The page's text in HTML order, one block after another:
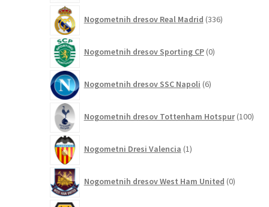
Nogometnih dresov Real Madrid 336izdelkov
Nogometnih dresov Sporting CP 0izdelkov
Nogometnih dresov SSC Napoli 6izdelkov
Nogometnih dresov Tottenham Hotspur 100
Nogometni Dresi Valencia 1izdelek
Nogometnih dresov West Ham United 0izdelkov